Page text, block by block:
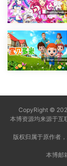
CopyRight ©
本博资源均来源于互
版权归属于原作者
本博邮